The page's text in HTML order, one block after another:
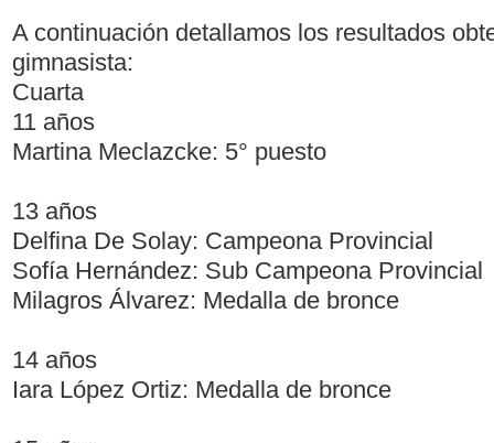
A continuación detallamos los resultados
gimnasista:
Cuarta
11 años
Martina Meclazcke: 5° puesto
13 años
Delfina De Solay: Campeona Provincial
Sofía Hernández: Sub Campeona Provincial
Milagros Álvarez: Medalla de bronce
14 años
Iara López Ortiz: Medalla de bronce